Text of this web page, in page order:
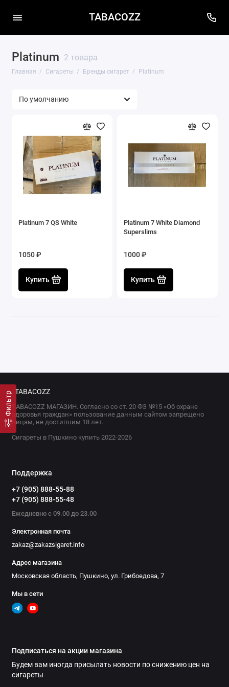
TABACOZZ
Platinum 2 товара
Главная Сигареты Бренды сигарет Platinum
Фильтр
Platinum 7 QS White
1050 ₽
Купить
Platinum 7 White Diamond
Superslims
1000 ₽
Купить
TABACOZZ
TABACOZZ МАГАЗИН. Согласно со ст. 20 ФЗ №15 «Об охране
здоровья граждан» пользование данным сайтом запрещено
лицам, не достигшим 18 лет.
Сигареты в Пушкино купить 2022-2026
Поддержка
+7 (905) 888-55-88
+7 (905) 888-55-48
Ежедневно с 09.00 до 23.00
Электронная почта
zakaz@zakazsigaret.info
Адрес магазина
Московская область, Пушкино, ул. Грибоедова, 7
Мы в сети
Подписаться на акции магазина
Будем вам иногда присылать новости по снижению цен на
сигареты